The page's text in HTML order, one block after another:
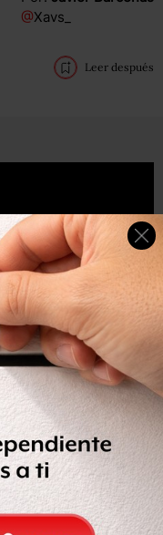
@Xavs_
Leer después
Leer después